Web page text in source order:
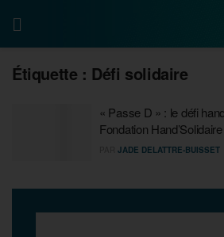
Étiquette : Défi solidaire
« Passe D » : le défi
Fondation Hand’Solidaire
JADE DELATTRE-BUISSET